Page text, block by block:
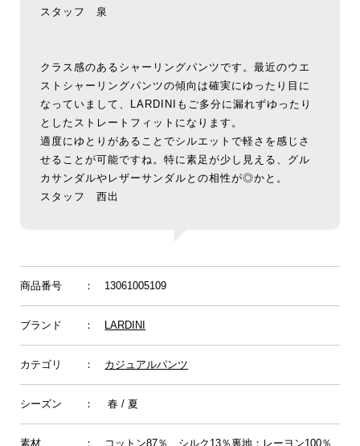
スタッフ 泉
クラス感のあるシャーリングパンツです。最近のウエ
ストシャーリングパンツの傾向は確実にゆったり目に
なっていまして、LARDINIもご多分に漏れずゆったり
としたストレートフィットになります。
適度にゆとりがあることでシルエットで軽さを感じさ
せることが可能ですね。特に素足が少し見える、グル
カサンダルやレザーサンダルとの相性が◎かと。
スタッフ 西出
商品番号 ： 13061005109
ブランド ： LARDINI
カテゴリ ： カジュアルパンツ
シーズン ： 春 / 夏
素材 ： コットン87％ シルク13％裏地：レーヨン100％